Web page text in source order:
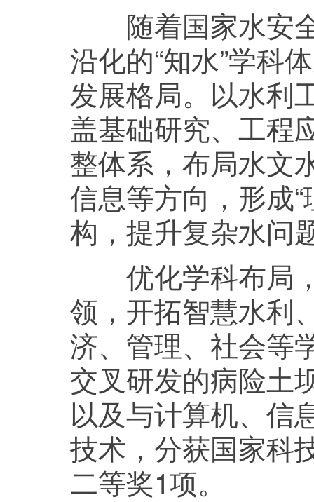
随着国家水安全
沿化的“知水”学科
发展格局。以水利
盖基础研究、工程
整体系，布局水文
信息等方向，形成
构，提升复杂水问
优化学科布局，
领，开拓智慧水利
济、管理、社会等
交叉研发的病险土
以及与计算机、信
技术，分获国家科
二等奖1项。